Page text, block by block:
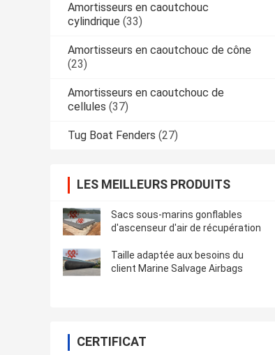
Amortisseurs en caoutchouc
cylindrique (33)
Amortisseurs en caoutchouc de cône
(23)
Amortisseurs en caoutchouc de
cellules (37)
Tug Boat Fenders (27)
LES MEILLEURS PRODUITS
Sacs sous-marins gonflables
d'ascenseur d'air de récupération
Taille adaptée aux besoins du
client Marine Salvage Airbags
CERTIFICAT